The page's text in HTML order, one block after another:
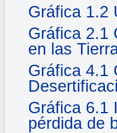
Gráfica 1.2
Gráfica 2.1
en las
Gráfica 4.1
Gráfica 6.1
pérdida de